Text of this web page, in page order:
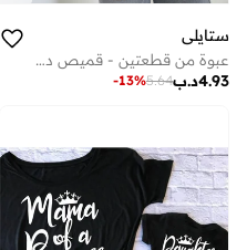
ستايلي
عبوة من قطعتين - قميص داخلي بحمالات من القطن والليكرا
د.ب4.93
5.64
-13%